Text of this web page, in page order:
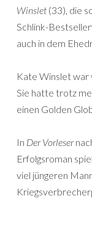
Winslet (33), die
Schlink-
auch in dem
Kate Winslet war
Sie hatte trotz
einen Golden
In Der Vorleser
Erfolgsroman
viel jüngeren